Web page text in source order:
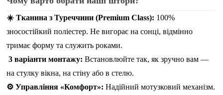
☀️ Тканина з Туреччини (Premium Class): 100%
зносостійкий поліестер. Не вигорає на сонці, відмінно
тримає форму та служить роками.
3 варіанти монтажу: Встановлюйте так, як зручно вам —
на стулку вікна, на стіну або в стелю.
⚙️ Управління «Комфорт»: Надійний мотузковий механізм.